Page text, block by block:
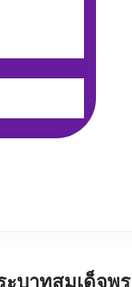
าทสมเด็จ